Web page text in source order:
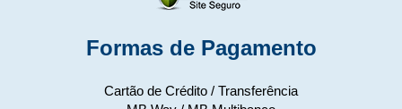
Formas de Pagamento
Cartão de Crédito / Transferência